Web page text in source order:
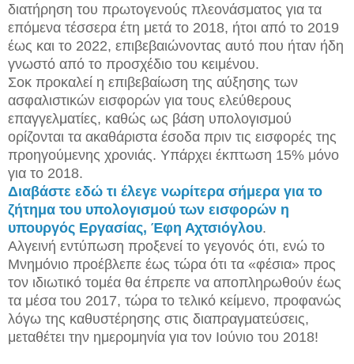
διατήρηση του πρωτογενούς πλεονάσματος για τα
επόμενα τέσσερα έτη μετά το 2018, ήτοι από το 2019
έως και το 2022, επιβεβαιώνοντας αυτό που ήταν ήδη
γνωστό από το προσχέδιο του κειμένου.
Σοκ προκαλεί η επιβεβαίωση της αύξησης των
ασφαλιστικών εισφορών για τους ελεύθερους
επαγγελματίες, καθώς ως βάση υπολογισμού
ορίζονται τα ακαθάριστα έσοδα πριν τις εισφορές της
προηγούμενης χρονιάς. Υπάρχει έκπτωση 15% μόνο
για το 2018.
Διαβάστε εδώ τι έλεγε νωρίτερα σήμερα για το
ζήτημα του υπολογισμού των εισφορών η
υπουργός Εργασίας, Έφη Αχτσιόγλου.
Αλγεινή εντύπωση προξενεί το γεγονός ότι, ενώ το
Μνημόνιο προέβλεπε έως τώρα ότι τα «φέσια» προς
τον ιδιωτικό τομέα θα έπρεπε να αποπληρωθούν έως
τα μέσα του 2017, τώρα το τελικό κείμενο, προφανώς
λόγω της καθυστέρησης στις διαπραγματεύσεις,
μεταθέτει την ημερομηνία για τον Ιούνιο του 2018!